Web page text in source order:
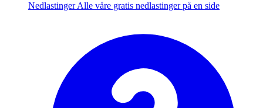
Nedlastinger Alle våre gratis nedlastinger på en side